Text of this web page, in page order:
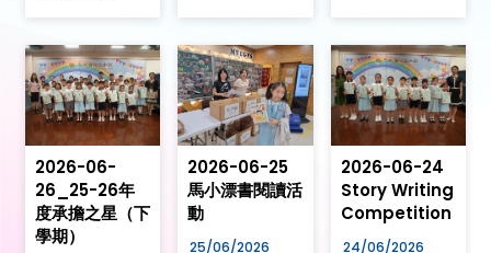
2026-06-
26_25-26年
度承擔之星（下
學期）
2026-06-25
馬小漂書閱讀活
動
25/06/2026
2026-06-24
Story Writing
Competition
24/06/2026